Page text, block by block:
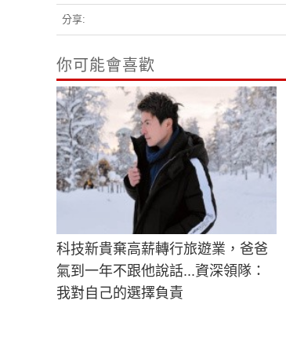
分享:
你可能會喜歡
科技新貴棄高薪轉行旅遊業，爸爸
氣到一年不跟他說話...資深領隊：
我對自己的選擇負責